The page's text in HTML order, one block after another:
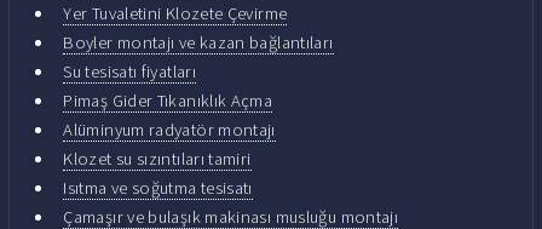
Yer Tuvaletini Klozete Çevirme
Boyler montajı ve kazan bağlantıları
Su tesisatı fiyatları
Pimaş Gider Tıkanıklık Açma
Alüminyum radyatör montajı
Klozet su sızıntıları tamiri
Isıtma ve soğutma tesisatı
Çamaşır ve bulaşık makinası musluğu montajı